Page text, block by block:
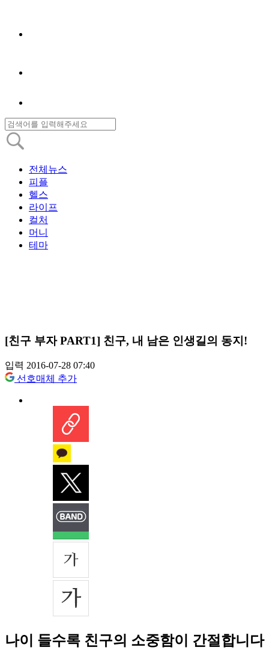
전체뉴스
피플
헬스
라이프
컬처
머니
테마
[친구 부자 PART1] 친구, 내 남은 인생길의 동지!
입력 2016-07-28 07:40
선호매체 추가
나이 들수록 친구의 소중함이 간절합니다